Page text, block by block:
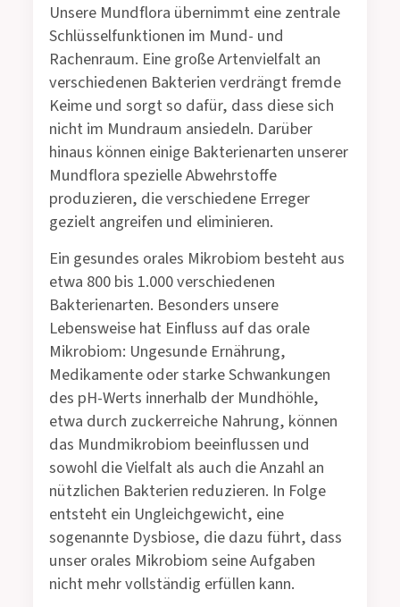
Unsere Mundflora übernimmt eine zentrale
Schlüsselfunktionen im Mund- und
Rachenraum. Eine große Artenvielfalt an
verschiedenen Bakterien verdrängt fremde
Keime und sorgt so dafür, dass diese sich
nicht im Mundraum ansiedeln. Darüber
hinaus können einige Bakterienarten unserer
Mundflora spezielle Abwehrstoffe
produzieren, die verschiedene Erreger
gezielt angreifen und eliminieren.
Ein gesundes orales Mikrobiom besteht aus
etwa 800 bis 1.000 verschiedenen
Bakterienarten. Besonders unsere
Lebensweise hat Einfluss auf das orale
Mikrobiom: Ungesunde Ernährung,
Medikamente oder starke Schwankungen
des pH-Werts innerhalb der Mundhöhle,
etwa durch zuckerreiche Nahrung, können
das Mundmikrobiom beeinflussen und
sowohl die Vielfalt als auch die Anzahl an
nützlichen Bakterien reduzieren. In Folge
entsteht ein Ungleichgewicht, eine
sogenannte Dysbiose, die dazu führt, dass
unser orales Mikrobiom seine Aufgaben
nicht mehr vollständig erfüllen kann.